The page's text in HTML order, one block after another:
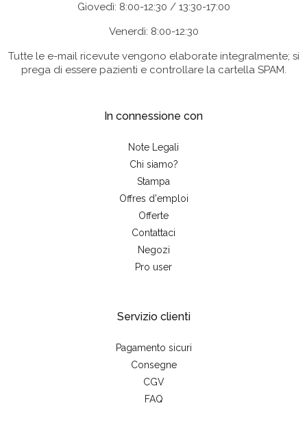
Giovedì: 8:00-12:30 / 13:30-17:00
Venerdì: 8:00-12:30
Tutte le e-mail ricevute vengono elaborate integralmente; si
prega di essere pazienti e controllare la cartella SPAM.
In connessione con
Note Legali
Chi siamo?
Stampa
Offres d'emploi
Offerte
Contattaci
Negozi
Pro user
Servizio clienti
Pagamento sicuri
Consegne
CGV
FAQ